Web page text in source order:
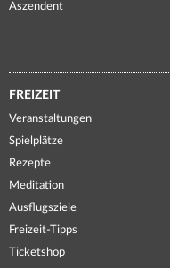
Aszendent
FREIZEIT
Veranstaltungen
Spielplätze
Rezepte
Meditation
Ausflugsziele
Freizeit-Tipps
Ticketshop